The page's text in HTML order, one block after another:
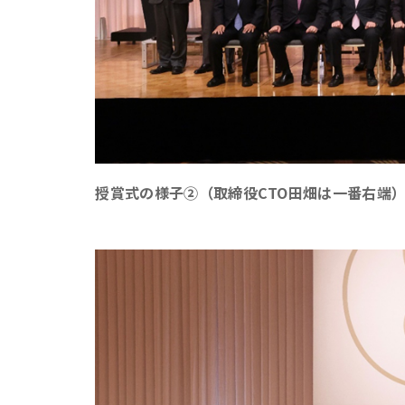
授賞式の様子②（取締役CTO田畑は一番右端